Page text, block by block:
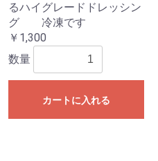
るハイグレードドレッシン
グ 冷凍です
￥1,300
数量
カートに入れる